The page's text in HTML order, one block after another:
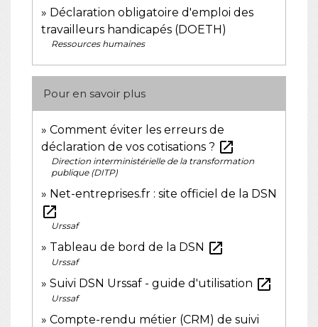
Déclaration obligatoire d'emploi des
travailleurs handicapés (DOETH)
Ressources humaines
Pour en savoir plus
Comment éviter les erreurs de
déclaration de vos cotisations ? open_in_new
Direction interministérielle de la transformation
publique (DITP)
Net-entreprises.fr : site officiel de la DSN
open_in_new
Urssaf
Tableau de bord de la DSN open_in_new
Urssaf
Suivi DSN Urssaf - guide d'utilisation open_in_new
Urssaf
Compte-rendu métier (CRM) de suivi